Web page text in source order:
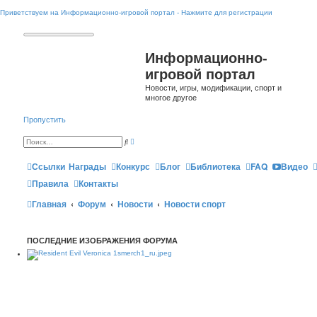
Приветствуем на Информационно-игровой портал - Нажмите для регистрации
Информационно-
игровой портал
Новости, игры, модификации, спорт и
многое другое
Пропустить
П
с
к и
н
ы
и
к
Ссылки Награды Конкурс Блог Библиотека FAQ
Видео
Правила
Контакты
Главная
Форум Новости Новости спорт
ПОСЛЕДНИЕ ИЗОБРАЖЕНИЯ ФОРУМА